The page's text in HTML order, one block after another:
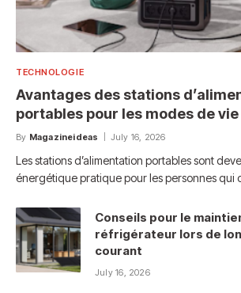
TECHNOLOGIE
Avantages des stations
portables pour les modes de
By Magazineideas July 16, 2026
Les stations d’alimentation portables sont
énergétique pratique pour les personnes qui
Conseils pour le
réfrigérateur lors de
courant
July 16, 2026